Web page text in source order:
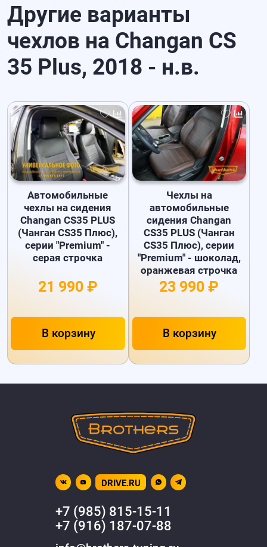
Другие варианты
чехлов на Changan CS
35 Plus, 2018 - н.в.
Автомобильные
чехлы на сидения
Changan CS35 PLUS
(Чанган CS35 Плюс),
серии "Premium" -
серая строчка
21 990 ₽
В корзину
Чехлы на
автомобильные
сидения Changan
CS35 PLUS (Чанган
CS35 Плюс), серии
"Premium" - шоколад,
оранжевая строчка
23 990 ₽
В корзину
DRIVE.RU
+7 (985) 815-15-11
+7 (916) 187-07-88